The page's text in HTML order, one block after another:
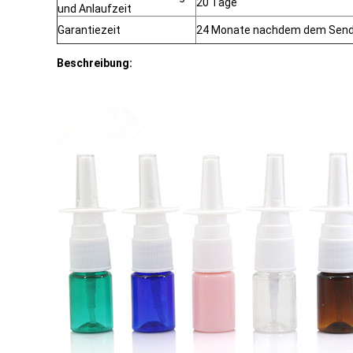
und Anlaufzeit
Garantiezeit 24 Monate nachdem dem
Beschreibung: